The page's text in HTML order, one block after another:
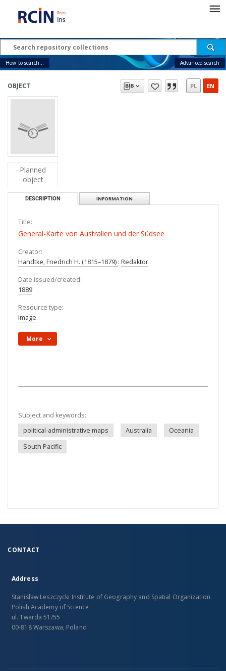
How to search... Advanced search
OBJECT PL EN
Planned
object
DESCRIPTION INFORMATION
Title:
General-Karte von Australien und der Südsee
Creator:
Handtke, Friedrich H. (1815–1879) : Redaktor
Date issued/created:
1889
Resource type:
Image
More
Subject and keywords:
political-administrative maps
Australia
Oceania
South Pacific
CONTACT
Address
Stanislaw Leszczycki Institute of Geography and Spatial Organization
Polish Academy of Science
ul. Twarda 51/55
00-818 Warszawa, Poland